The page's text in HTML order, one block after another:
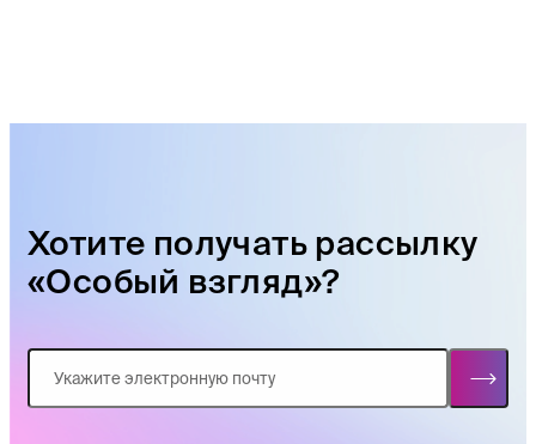
Хотите получать рассылку
«Особый взгляд»?